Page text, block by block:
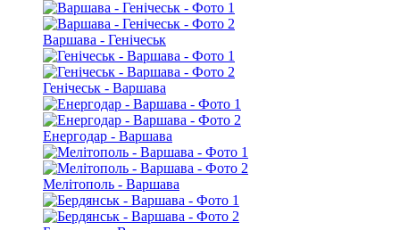
Варшава - Генічеськ
Генічеськ - Варшава
Енергодар - Варшава
Мелітополь - Варшава